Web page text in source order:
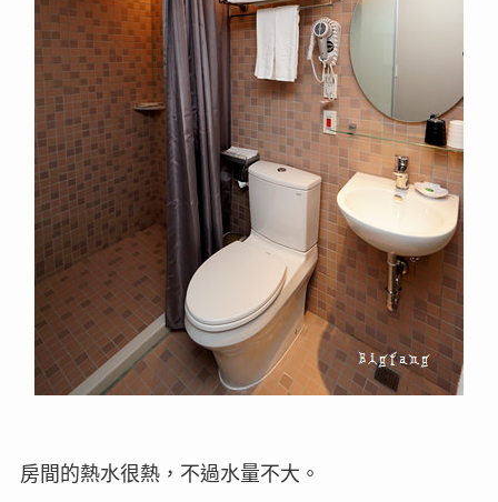
房間的熱水很熱，不過水量不大。